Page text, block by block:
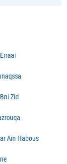
Zid
Ain Habous